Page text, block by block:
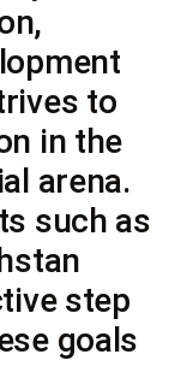
to
in the
arena.
such as
step
goals.